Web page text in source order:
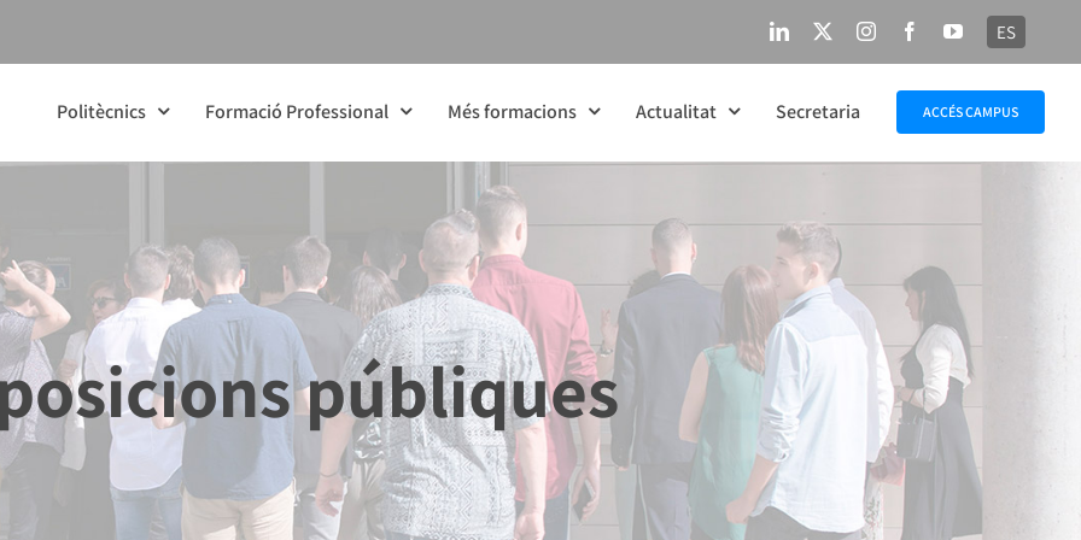
LinkedIn InstagramFacebookYouTube
ES
Politècnics Formació Professional Més formacions Actualitat Secretaria ACCÉS CAMPUS
públiques